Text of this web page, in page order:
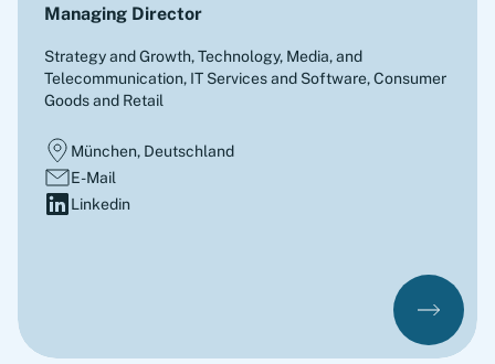
Managing Director
Strategy and Growth,Technology, Media, and
Telecommunication, IT Services and Software, Consumer
Goods and Retail
München, Deutschland
E-Mail
Linkedin